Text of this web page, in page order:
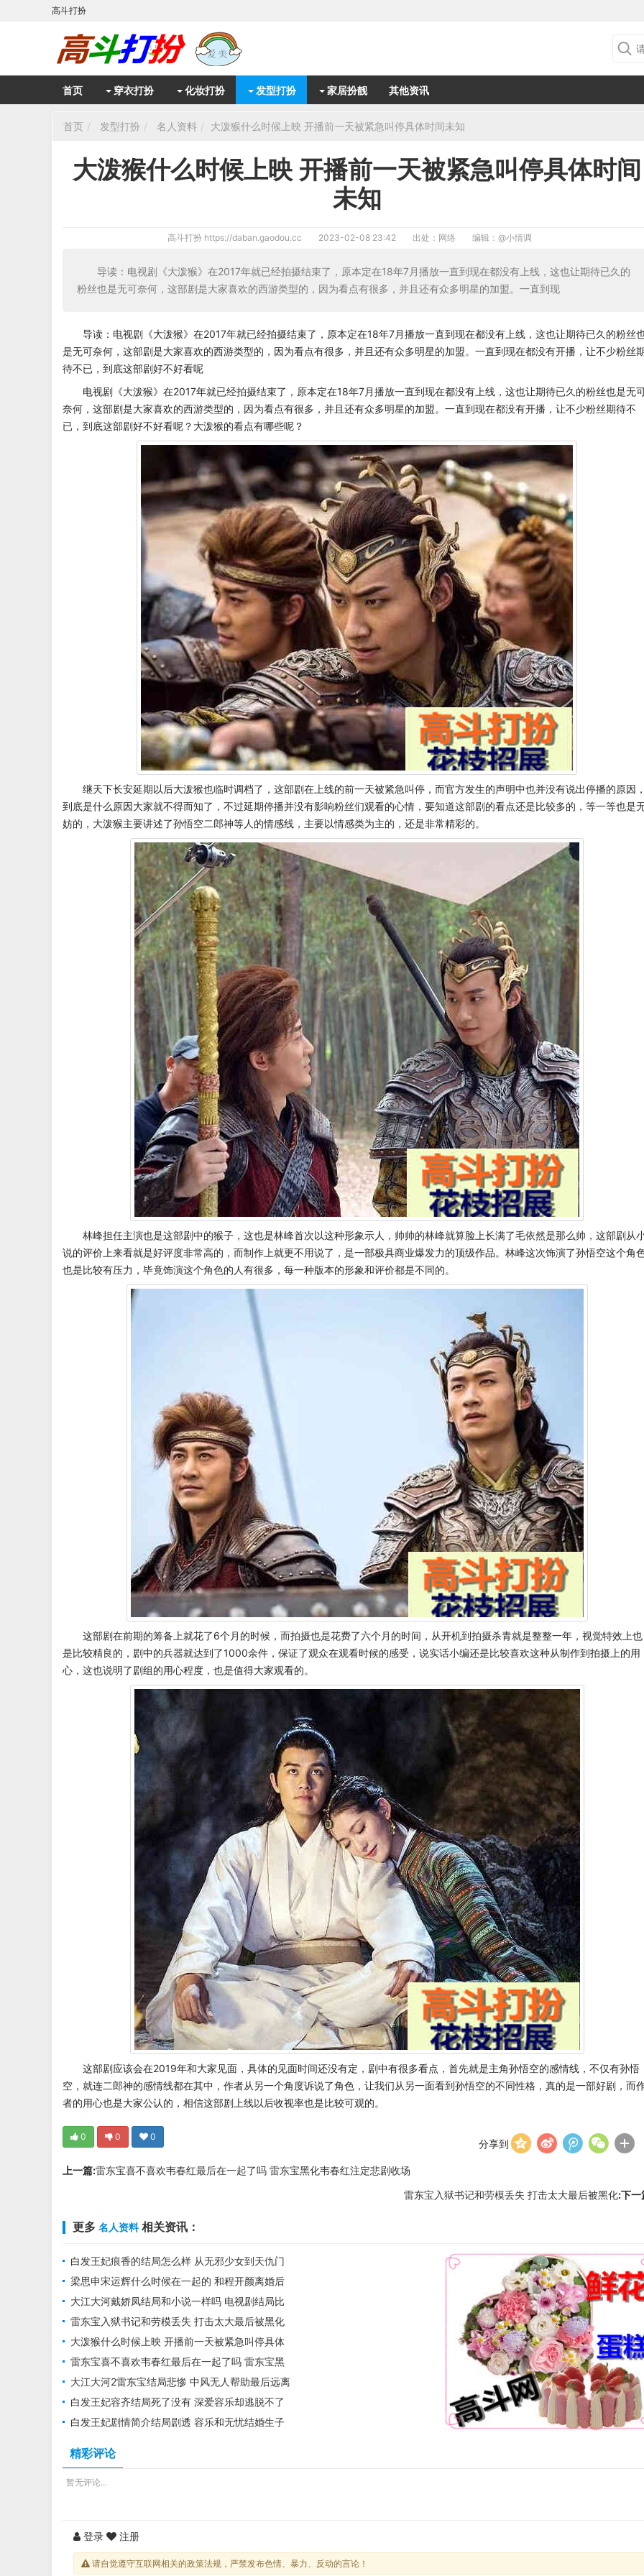
高斗打扮
首页 穿衣打扮 化妆打扮 发型打扮 家居扮靓 其他资讯
首页 发型打扮 名人资料 大泼猴什么时候上映 开播前一天被紧急叫停具体时间未知
大泼猴什么时候上映 开播前一天被紧急叫停具体时间
未知
高斗打扮 https://daban.gaodou.cc 2023-02-08 23:42 出处：网络 编辑： @小情调
导读：电视剧《大泼猴》在2017年就已经拍摄结束了，原本定在18年7月播放一直到现在都没有上线，这也让期待已久的
粉丝也是无可奈何，这部剧是大家喜欢的西游类型的，因为看点有很多，并且还有众多明星的加盟。一直到现
导读：电视剧《大泼猴》在2017年就已经拍摄结束了，原本定在18年7月播放一直到现在都没有上线，这也让期待已久的粉丝
是无可奈何，这部剧是大家喜欢的西游类型的，因为看点有很多，并且还有众多明星的加盟。一直到现在都没有开播，让不少粉丝
待不已，到底这部剧好不好看呢
电视剧《大泼猴》在2017年就已经拍摄结束了，原本定在18年7月播放一直到现在都没有上线，这也让期待已久的粉丝也是无
奈何，这部剧是大家喜欢的西游类型的，因为看点有很多，并且还有众多明星的加盟。一直到现在都没有开播，让不少粉丝期待不
已，到底这部剧好不好看呢？大泼猴的看点有哪些呢？
继天下长安延期以后大泼猴也临时调档了，这部剧在上线的前一天被紧急叫停，而官方发生的声明中也并没有说出停播的原因
到底是什么原因大家就不得而知了，不过延期停播并没有影响粉丝们观看的心情，要知道这部剧的看点还是比较多的，等一等也是
妨的，大泼猴主要讲述了孙悟空二郎神等人的情感线，主要以情感类为主的，还是非常精彩的。
林峰担任主演也是这部剧中的猴子，这也是林峰首次以这种形象示人，帅帅的林峰就算脸上长满了毛依然是那么帅，这部剧从
说的评价上来看就是好评度非常高的，而制作上就更不用说了，是一部极具商业爆发力的顶级作品。林峰这次饰演了孙悟空这个角
也是比较有压力，毕竟饰演这个角色的人有很多，每一种版本的形象和评价都是不同的。
这部剧在前期的筹备上就花了6个月的时候，而拍摄也是花费了六个月的时间，从开机到拍摄杀青就是整整一年，视觉特效上也
是比较精良的，剧中的兵器就达到了1000余件，保证了观众在观看时候的感受，说实话小编还是比较喜欢这种从制作到拍摄上的用
心，这也说明了剧组的用心程度，也是值得大家观看的。
这部剧应该会在2019年和大家见面，具体的见面时间还没有定，剧中有很多看点，首先就是主角孙悟空的感情线，不仅有孙悟
空，就连二郎神的感情线都在其中，作者从另一个角度诉说了角色，让我们从另一面看到孙悟空的不同性格，真的是一部好剧，而
者的用心也是大家公认的，相信这部剧上线以后收视率也是比较可观的。
分享到
0 0 0
上一篇:雷东宝喜不喜欢韦春红最后在一起了吗 雷东宝黑化韦春红注定悲剧收场
雷东宝入狱书记和劳模丢失 打击太大最后被黑化:下一
更多 名人资料相关资讯：
白发王妃痕香的结局怎么样 从无邪少女到天仇门
杀手
梁思申宋运辉什么时候在一起的 和程开颜离婚后
最终确定关系
大江大河戴娇凤结局和小说一样吗 电视剧结局比
小说惨多了
雷东宝入狱书记和劳模丢失 打击太大最后被黑化
大泼猴什么时候上映 开播前一天被紧急叫停具体
时间未知
雷东宝喜不喜欢韦春红最后在一起了吗 雷东宝黑
化韦春红注定悲剧收场
大江大河2雷东宝结局悲惨 中风无人帮助最后远离
他乡
白发王妃容齐结局死了没有 深爱容乐却逃脱不了
惨淡命运
白发王妃剧情简介结局剧透 容乐和无忧结婚生子
精彩评论
暂无评论...
登录 注册
请自觉遵守互联网相关的政策法规，严禁发布色情、暴力、反动的言论！